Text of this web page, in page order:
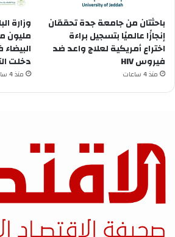
باحثتان من جامعة جدة تحققان
إنجازًا عالميًا بتسجيل براءة
اختراع أمريكية لعلاج واعد ضد
فيروس HIV
منذ 4 ساعات
مليون
دخلت
منذ 4 ساعات